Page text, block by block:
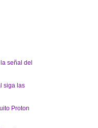
señal del
siga las
Proton